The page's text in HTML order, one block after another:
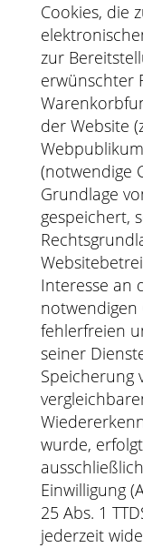
Cookies, die
zur
erwünschter
der Website
(notwendige
Grundlage
gespeichert,
Interesse an
notwendigen
fehlerfreien
seiner
Speicherung
wurde,
Einwilligung
25 Abs. 1
jederzeit